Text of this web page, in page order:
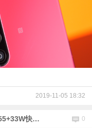
2019-11-05 18:32
iQOO Neo 855 版评测：2000元的骁龙855+33W快充，值不值？ 0